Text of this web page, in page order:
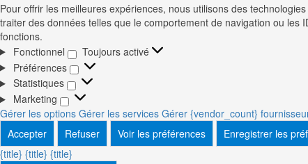
Pour offrir les meilleures expériences, nous utilisons des
traiter des données telles que le comportement de navigation ou
fonctions.
Fonctionnel
Fonctionnel
Toujours activé
Préférences
Préférences
Statistiques
Marketing
Gérer les options Gérer les services Gérer {vendor_count}
Accepter
Refuser Voir les préférences Enregistrer les
{title} {title} {title}